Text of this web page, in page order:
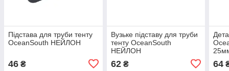
Підстава для труби тенту
OceanSouth НЕЙЛОН
46 ₴
Вузьке підставу для труби
тенту OceanSouth
НЕЙЛОН
62₴ 64